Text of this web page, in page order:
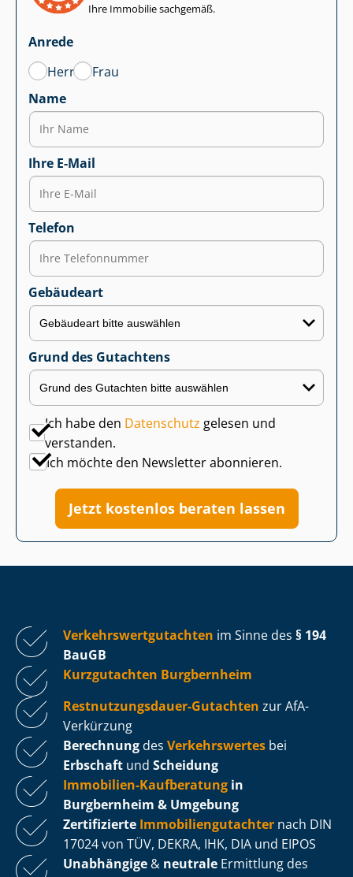
Ihre Immobilie sachgemäß.
Anrede
Herr
Frau
Name
Ihre E-Mail
Telefon
Gebäudeart
Grund des Gutachtens
Ich habe den Datenschutz gelesen und
verstanden.
Ich möchte den Newsletter abonnieren.
Jetzt kostenlos beraten lassen
Ver­kehrs­wert­gut­ach­ten im Sinne des § 194
BauGB
Kurzgutachten Burgbernheim
Rest­nut­zungs­dau­er-Gutachten zur AfA-
Verkürzung
Berechnung des Verkehrswertes bei
Erbschaft und Scheidung
Immobilien-Kaufberatung in
Burgbernheim & Umgebung
Zertifizierte Im­mo­bi­li­en­gut­ach­ter nach DIN
17024 von TÜV, DEKRA, IHK, DIA und EIPOS
Unabhängige & neutrale Ermittlung des